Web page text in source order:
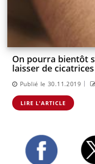
On pourra bientôt
laisser de cicatrices
Publié le 30.11.2019 |
LIRE L'ARTICLE